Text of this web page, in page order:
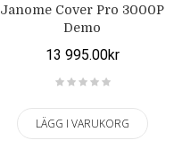
Janome Cover Pro 3000P
Demo
13 995.00kr
LÄGG I VARUKORG